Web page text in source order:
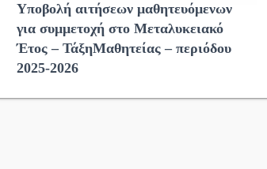
Yποβολή αιτήσεων μαθητευόμενων
για συμμετοχή στο Μεταλυκειακό
Έτος – ΤάξηΜαθητείας – περιόδου
2025-2026